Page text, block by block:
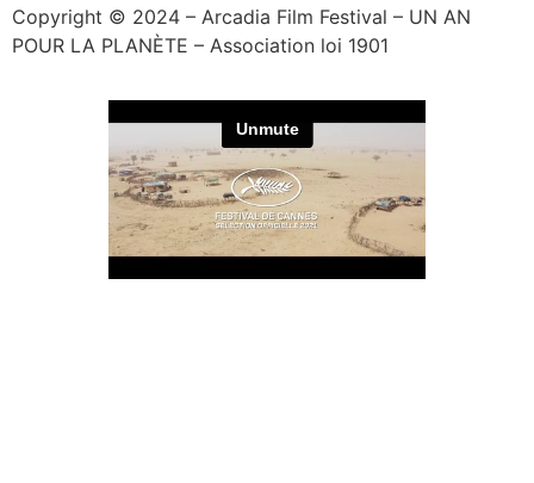
Copyright © 2024 – Arcadia Film Festival – UN AN
POUR LA PLANÈTE – Association loi 1901